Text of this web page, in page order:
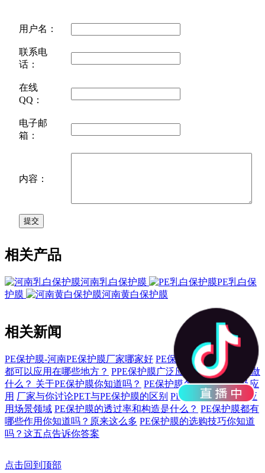
用户名：
联系电
话：
在线
QQ：
电子邮
箱：
内容：
相关产品
河南乳白保护膜
PE乳白保
护膜
河南黄白保护膜
相关新闻
PE保护膜-河南PE保护膜厂家哪家好 PE保护膜您了解多少？
都可以应用在哪些地方？ PPE保护膜广泛应用，都可以用来做
什么？ 关于PE保护膜你知道吗？ PE保护膜各类问题优点及应
用 厂家与你讨论PET与PE保护膜的区别 PE保护膜不一样的应
用场景领域 PE保护膜的透过率和构造是什么？ PE保护膜都有
哪些作用你知道吗？原来这么多 PE保护膜的选购技巧你知道
吗？这五点告诉你答案
点击回到顶部